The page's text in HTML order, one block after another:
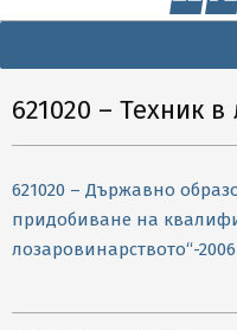
Navigation
621020 – Техник
621020 – Държавно
придобиване на
лозаровинарството“-2006